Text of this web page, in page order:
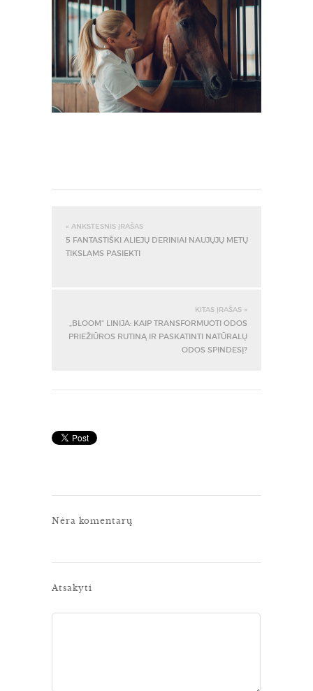
« ANKSTESNIS ĮRAŠAS
5 FANTASTIŠKI ALIEJŲ DERINIAI NAUJŲJŲ METŲ
TIKSLAMS PASIEKTI
KITAS ĮRAŠAS »
„BLOOM“ LINIJA: KAIP TRANSFORMUOTI ODOS
PRIEŽIŪROS RUTINĄ IR PASKATINTI NATŪRALŲ
ODOS SPINDESĮ?
Nėra komentarų
Atsakyti